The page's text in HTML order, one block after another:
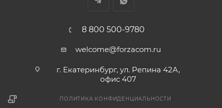
8 800 500-9780
welcome@forzacom.ru
г. Екатеринбург, ул. Репина 42А,
офис 407
ПОЛИТИКА КОНФИДЕНЦИАЛЬНОСТИ